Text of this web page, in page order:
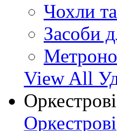
Чохли
Засоби
View All
Оркестрові